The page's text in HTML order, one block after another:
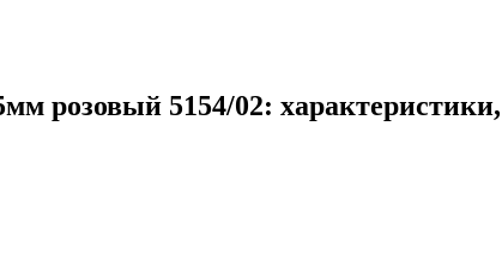
розовый 5154/02: